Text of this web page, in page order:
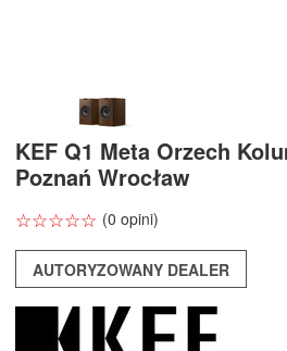
KEF Q1 Meta Orzech
Poznań Wrocław
☆☆☆☆☆
★★★★★ (0 opini)
AUTORYZOWANY DEALER